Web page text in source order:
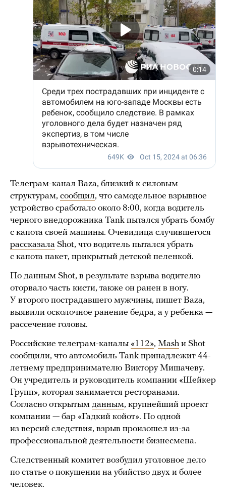
Телеграм-канал Baza, близкий к силовым
структурам, сообщил, что самодельное взрывное
устройство сработало около 8:00, когда водитель
черного внедорожника Tank пытался убрать бомбу
с капота своей машины. Очевидица случившегося
рассказала Shot, что водитель пытался убрать
с капота пакет, прикрытый детской пеленкой.
По данным Shot, в результате взрыва водителю
оторвало часть кисти, также он ранен в ногу.
У второго пострадавшего мужчины, пишет Baza,
выявили осколочное ранение бедра, а у ребенка —
рассечение головы.
Российские телеграм-каналы «112», Mash и Shot
сообщили, что автомобиль Tank принадлежит 44-
летнему предпринимателю Виктору Мишачеву.
Он учредитель и руководитель компании «Шейкер
Групп», которая занимается ресторанами.
Согласно открытым данным, крупнейший проект
компании — бар «Гадкий койот». По одной
из версий следствия, взрыв произошел из-за
профессиональной деятельности бизнесмена.
Следственный комитет возбудил уголовное дело
по статье о покушении на убийство двух и более
человек.